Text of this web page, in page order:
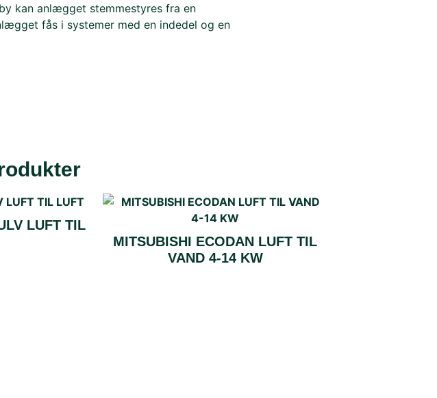
kan anlægget stemmestyres fra en
fås i systemer med en indedel og en
LUFT TIL
MITSUBISHI ECODAN LUFT TIL
VAND 4-14 KW